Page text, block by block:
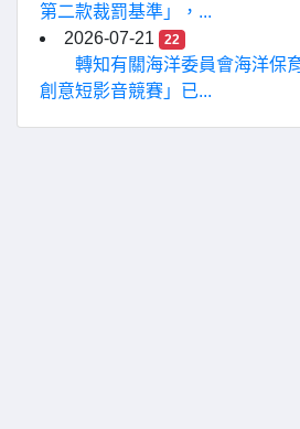
第二款裁罰基準」，...
2026-07-21
22
轉知有關海洋委員會海洋保
創意短影音競賽」已...